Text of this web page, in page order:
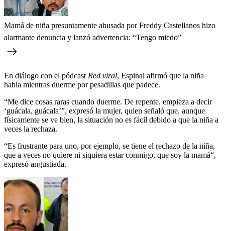
Mamá de niña presuntamente abusada por Freddy Castellanos hizo
alarmante denuncia y lanzó advertencia: “Tengo miedo”
En diálogo con el pódcast Red viral, Espinal afirmó que la niña
habla mientras duerme por pesadillas que padece.
“Me dice cosas raras cuando duerme. De repente, empieza a decir
‘guácala, guácala’”, expresó la mujer, quien señaló que, aunque
físicamente se ve bien, la situación no es fácil debido a que la niña a
veces la rechaza.
“Es frustrante para uno, por ejemplo, se tiene el rechazo de la niña,
que a veces no quiere ni siquiera estar conmigo, que soy la mamá“,
expresó angustiada.